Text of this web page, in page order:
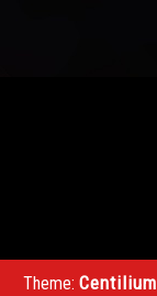
Theme: Centilium